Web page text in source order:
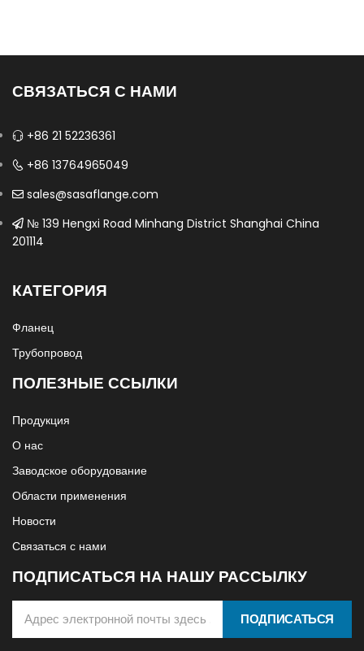
СВЯЗАТЬСЯ С НАМИ
+86 21 52236361
+86 13764965049
sales@sasaflange.com
№ 139 Hengxi Road Minhang District Shanghai China
201114
КАТЕГОРИЯ
Фланец
Трубопровод
ПОЛЕЗНЫЕ ССЫЛКИ
Продукция
О нас
Заводское оборудование
Области применения
Новости
Связаться с нами
ПОДПИСАТЬСЯ НА НАШУ РАССЫЛКУ
ПОДПИСАТЬСЯ